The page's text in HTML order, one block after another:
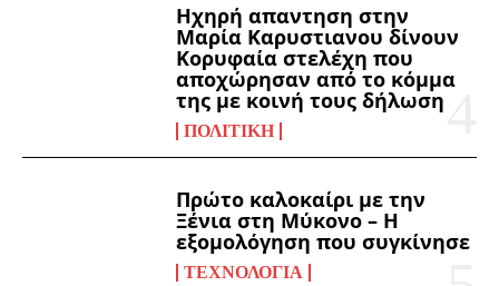
Ηχηρή απαντηση στην
Μαρία Καρυστιανου δίνουν
Κορυφαία στελέχη που
αποχώρησαν από το κόμμα
της με κοινή τους δήλωση
ΠΟΛΙΤΙΚΉ
Πρώτο καλοκαίρι με την
Ξένια στη Μύκονο – Η
εξομολόγηση που συγκίνησε
ΤΕΧΝΟΛΟΓΊΑ